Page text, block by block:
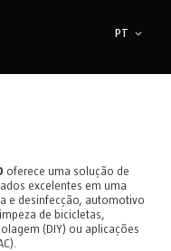
Idioma
PT
oferece uma solução de
excelentes em uma
e desinfecção, automotivo
de bicicletas,
(DIY) ou aplicações